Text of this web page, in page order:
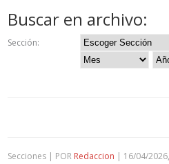
Buscar en archivo:
Sección:
Secciones | POR Redaccion | 16/04/